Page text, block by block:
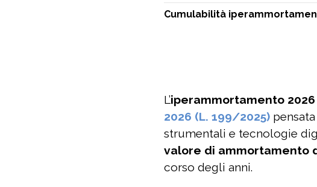
Cumulabilità
L’iperammortamento 2026
2026 (L. 199/2025)
strumentali e tecnologie
valore di ammortamento
corso degli anni.